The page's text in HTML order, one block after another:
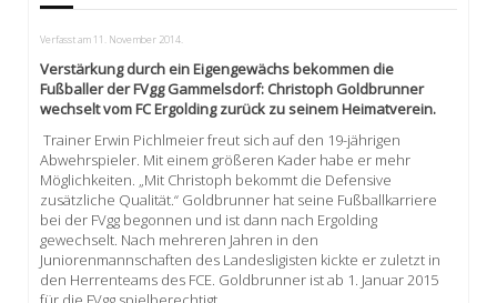
Verfasst am 11. November 2014
Verstärkung durch ein Eigengewächs bekommen die
Fußballer der FVgg Gammelsdorf: Christoph Goldbrunner
wechselt vom FC Ergolding zurück zu seinem Heimatverein.
Trainer Erwin Pichlmeier freut sich auf den 19-jährigen
Abwehrspieler. Mit einem größeren Kader habe er mehr
Möglichkeiten. „Mit Christoph bekommt die Defensive
zusätzliche Qualität.“ Goldbrunner hat seine Fußballkarriere
bei der FVgg begonnen und ist dann nach Ergolding
gewechselt. Nach mehreren Jahren in den
Juniorenmannschaften des Landesligisten kickte er zuletzt in
den Herrenteams des FCE. Goldbrunner ist ab 1. Januar 2015